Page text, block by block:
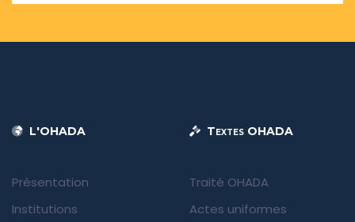
L'OHADA
Présentation
Institutions
Textes OHADA
Traité OHADA
Actes uniformes